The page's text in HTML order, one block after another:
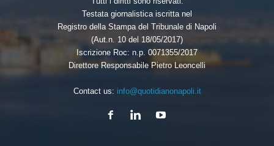
Testata giornalistica iscritta nel
Registro della Stampa del Tribunale di Napoli
(Aut.n. 10 del 18/05/2017)
Iscrizione Roc: n.p. 0071355/2017
Direttore Responsabile Pietro Leoncelli
Contact us: info@quotidianonapoli.it